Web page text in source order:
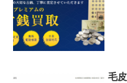
毛